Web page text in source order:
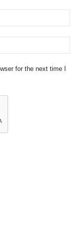
for the next time I